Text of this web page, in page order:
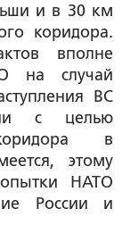
и в 30 км
коридора.
вполне
на случай
ВС
с целью
в
этому
НАТО
России и